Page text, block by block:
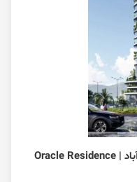
پروژه برج مسکونی اوراکل محمودآباد | Oracle Residence